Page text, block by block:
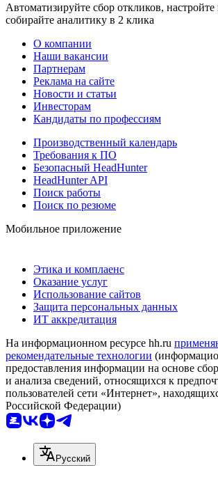
Автоматизируйте сбор откликов, настройте
собирайте аналитику в 2 клика
О компании
Наши вакансии
Партнерам
Реклама на сайте
Новости и статьи
Инвесторам
Кандидаты по профессиям
Производственный календарь
Требования к ПО
Безопасный HeadHunter
HeadHunter API
Поиск работы
Поиск по резюме
Мобильное приложение
Этика и комплаенс
Оказание услуг
Использование сайтов
Защита персональных данных
ИТ аккредитация
На информационном ресурсе hh.ru
рекомендательные технологии
предоставления информации на основе
и анализа сведений, относящихся к
пользователей сети «Интернет»,
Российской Федерации)
Русский